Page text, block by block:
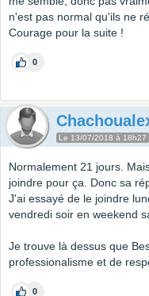
n'est pas normal qu'ils ne
Courage pour la suite !
0
Le 13/07/2018 à 18h27
Normalement 21 jours.
joindre pour ça. Donc sa
J'ai essayé de le joindre
vendredi soir en weekend
Je trouve là dessus que
professionalisme et de
0